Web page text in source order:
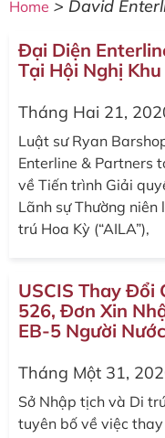
Home > David
Đại Diện
Tại Hội Nghị
Tháng Hai 21,
Luật sư Ryan
Enterline & Partners
về Tiến trình Giải
Lãnh sự Thường niên
trú Hoa Kỳ (“AILA”),
USCIS Thay Đổi
526, Đơn Xin
EB-5 Người
Tháng Một 31,
Sở Nhập tịch và Di
tuyên bố về việc